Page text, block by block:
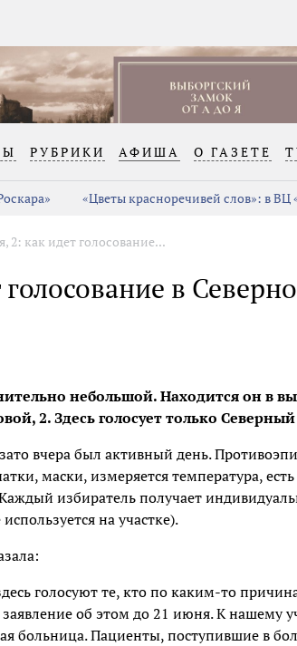
РУБРИКИ АФИША О ГАЗЕТЕ
«Цветы красноречивей слов»: в
2: как идет голосование...
в
небольшой. Находится он в
2. Здесь голосует только
вчера был активный день.
маски, измеряется температура,
избиратель получает
на участке).
голосуют те, кто по каким-то
об этом до 21 июня. К нашему
больница. Пациенты, поступившие в